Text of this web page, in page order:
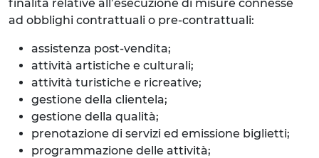
finalità relative all’esecuzione di misure connesse
ad obblighi contrattuali o pre-contrattuali:
assistenza post-vendita;
attività artistiche e culturali;
attività turistiche e ricreative;
gestione della clientela;
gestione della qualità;
prenotazione di servizi ed emissione biglietti;
programmazione delle attività;